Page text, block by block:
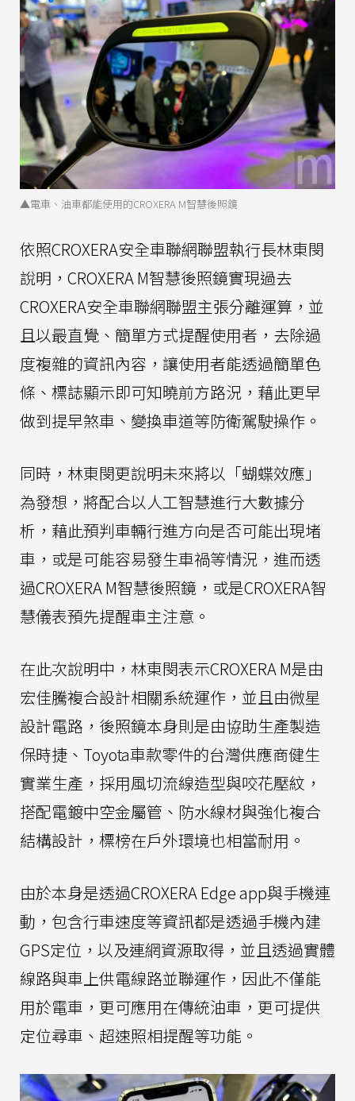
▲電車、油車都能使用的CROXERA M智慧後照鏡
依照CROXERA安全車聯網聯盟執行長林東閔
說明，CROXERA M智慧後照鏡實現過去
CROXERA安全車聯網聯盟主張分離運算，並
且以最直覺、簡單方式提醒使用者，去除過
度複雜的資訊內容，讓使用者能透過簡單色
條、標誌顯示即可知曉前方路況，藉此更早
做到提早煞車、變換車道等防衛駕駛操作。
同時，林東閔更說明未來將以「蝴蝶效應」
為發想，將配合以人工智慧進行大數據分
析，藉此預判車輛行進方向是否可能出現堵
車，或是可能容易發生車禍等情況，進而透
過CROXERA M智慧後照鏡，或是CROXERA智
慧儀表預先提醒車主注意。
在此次說明中，林東閔表示CROXERA M是由
宏佳騰複合設計相關系統運作，並且由微星
設計電路，後照鏡本身則是由協助生產製造
保時捷、Toyota車款零件的台灣供應商健生
實業生產，採用風切流線造型與咬花壓紋，
搭配電鍍中空金屬管、防水線材與強化複合
結構設計，標榜在戶外環境也相當耐用。
由於本身是透過CROXERA Edge app與手機連
動，包含行車速度等資訊都是透過手機內建
GPS定位，以及連網資源取得，並且透過實體
線路與車上供電線路並聯運作，因此不僅能
用於電車，更可應用在傳統油車，更可提供
定位尋車、超速照相提醒等功能。